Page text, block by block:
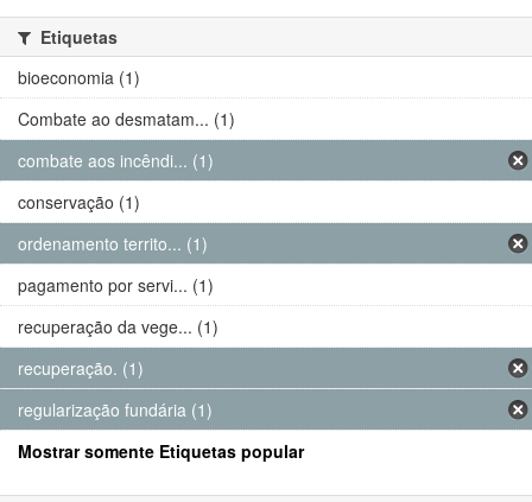
Etiquetas
bioeconomia (1)
Combate ao desmatam... (1)
combate aos incêndi... (1)
conservação (1)
ordenamento territo... (1)
pagamento por servi... (1)
recuperação da vege... (1)
recuperação. (1)
regularização fundária (1)
Mostrar somente Etiquetas popular